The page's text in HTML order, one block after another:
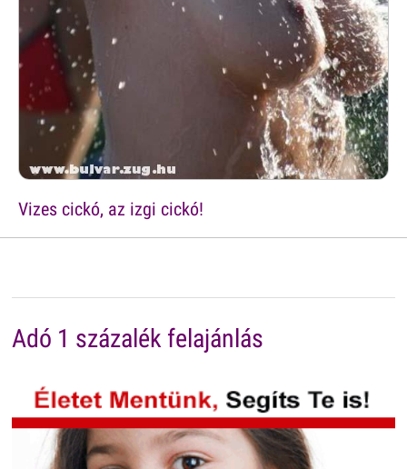
Vizes cickó, az izgi cickó!
Adó 1 százalék felajánlás